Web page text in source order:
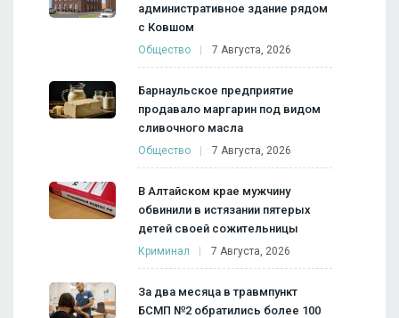
административное здание рядом
с Ковшом
Общество 7 Августа, 2026
Барнаульское предприятие
продавало маргарин под видом
сливочного масла
Общество 7 Августа, 2026
В Алтайском крае мужчину
обвинили в истязании пятерых
детей своей сожительницы
Криминал 7 Августа, 2026
За два месяца в травмпункт
БСМП №2 обратились более 100